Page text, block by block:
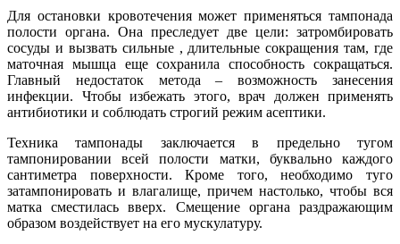
Для остановки кровотечения может применяться тампонада
полости органа. Она преследует две цели: затромбировать
сосуды и вызвать сильные , длительные сокращения там, где
маточная мышца еще сохранила способность сокращаться.
Главный недостаток метода – возможность занесения
инфекции. Чтобы избежать этого, врач должен применять
антибиотики и соблюдать строгий режим асептики.
Техника тампонады заключается в предельно тугом
тампонировании всей полости матки, буквально каждого
сантиметра поверхности. Кроме того, необходимо туго
затампонировать и влагалище, причем настолько, чтобы вся
матка сместилась вверх. Смещение органа раздражающим
образом воздействует на его мускулатуру.